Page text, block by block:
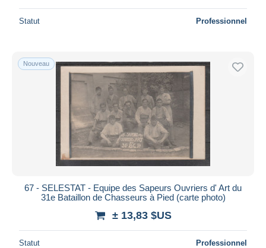
Statut Professionnel
Nouveau
67 - SELESTAT - Equipe des Sapeurs Ouvriers d' Art du
31e Bataillon de Chasseurs à Pied (carte photo)
± 13,83 $US
Statut Professionnel